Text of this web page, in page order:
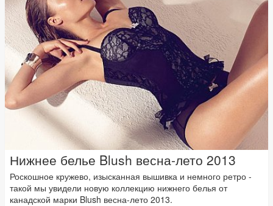
Нижнее белье Blush весна-лето 2013
Роскошное кружево, изысканная вышивка и немного ретро -
такой мы увидели новую коллекцию нижнего белья от
канадской марки Blush весна-лето 2013.